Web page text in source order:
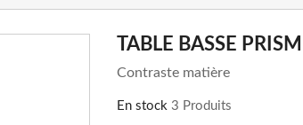
TABLE BASSE
Contraste matière
En stock 3 Produits